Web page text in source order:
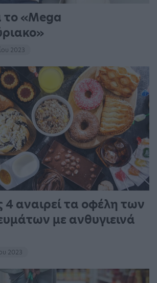
«Mega
2023
4 αναιρεί τα οφέλη των
με ανθυγιεινά
2023